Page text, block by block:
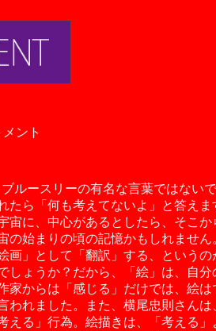
ント
ルースリーの有名な言葉ではない
たら「何も考えてないよ」と答え
宙に、中心があるとしたら、そこ
始まりの頃の記憶かもしれません
」として「翻訳」する、というの
ょうか？だから、「絵」は、自分
家からは「感じる」だけでは、絵
われました。また、横尾忠則さん
える」行為。絵描きは、「考える